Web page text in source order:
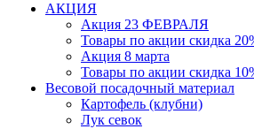
АКЦИЯ
Акция 23 ФЕВРАЛЯ
Товары по акции скидка
Акция 8 марта
Товары по акции скидка
Весовой посадочный материал
Картофель (клубни)
Лук севок